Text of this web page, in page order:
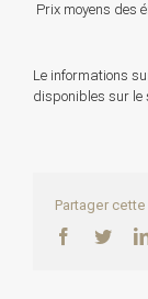
Prix moyens des
Le informations
disponibles sur le
Partager
Facebook